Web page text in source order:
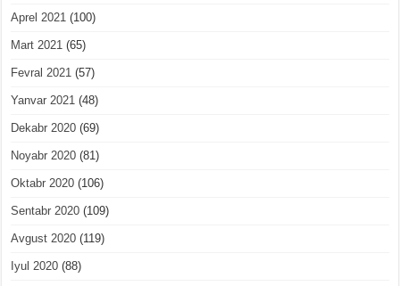
Aprel 2021 (100)
Mart 2021 (65)
Fevral 2021 (57)
Yanvar 2021 (48)
Dekabr 2020 (69)
Noyabr 2020 (81)
Oktabr 2020 (106)
Sentabr 2020 (109)
Avgust 2020 (119)
Iyul 2020 (88)